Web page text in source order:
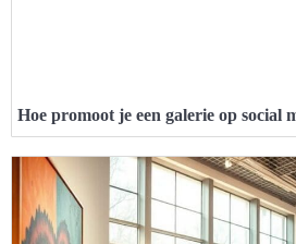
Hoe promoot je een galerie op social